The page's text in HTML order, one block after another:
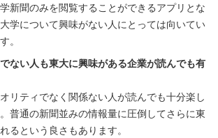
新聞のみを閲覧することができるアプリとな
学について興味がない人にとっては向いてい
。
ない人も東大に興味がある企業が読んでも有
リティでなく関係ない人が読んでも十分楽し
普通の新聞並みの情報量に圧倒してさらに東
るという良さもあります。